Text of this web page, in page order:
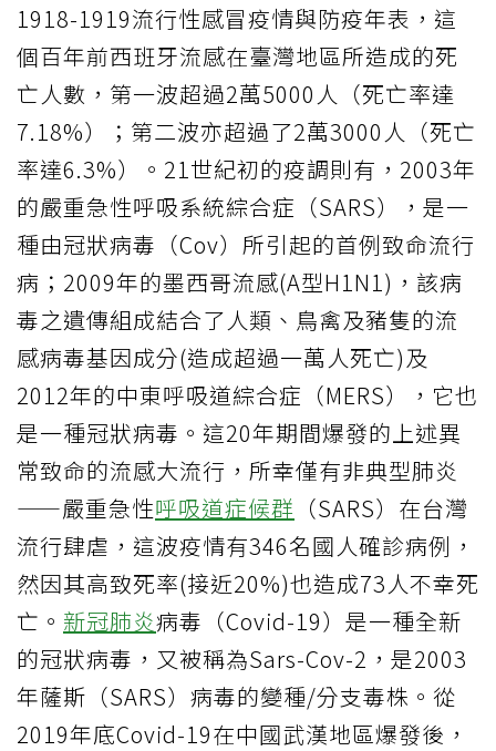
1918-1919流行性感冒疫情與防疫年表，這
個百年前西班牙流感在臺灣地區所造成的死
亡人數，第一波超過2萬5000人（死亡率達
7.18%）；第二波亦超過了2萬3000人（死亡
率達6.3%）。21世紀初的疫調則有，2003年
的嚴重急性呼吸系統綜合症（SARS），是一
種由冠狀病毒（Cov）所引起的首例致命流行
病；2009年的墨西哥流感(A型H1N1)，該病
毒之遺傳組成結合了人類、鳥禽及豬隻的流
感病毒基因成分(造成超過一萬人死亡)及
2012年的中東呼吸道綜合症（MERS），它也
是一種冠狀病毒。這20年期間爆發的上述異
常致命的流感大流行，所幸僅有非典型肺炎
——嚴重急性呼吸道症候群 （SARS）在台灣
流行肆虐，這波疫情有346名國人確診病例，
然因其高致死率(接近20%)也造成73人不幸死
亡。 新冠肺炎病毒（Covid-19）是一種全新
的冠狀病毒，又被稱為Sars-Cov-2，是2003
年薩斯（SARS）病毒的變種/分支毒株。從
2019年底Covid-19在中國武漢地區爆發後，